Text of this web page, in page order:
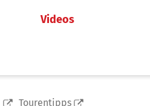
Videos
Tourentipps